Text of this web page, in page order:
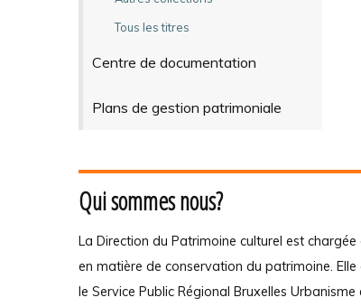
Tous les titres
Centre de documentation
Plans de gestion patrimoniale
Qui sommes nous?
La Direction du Patrimoine culturel est
en matière de conservation du patrimoine.
le Service Public Régional Bruxelles